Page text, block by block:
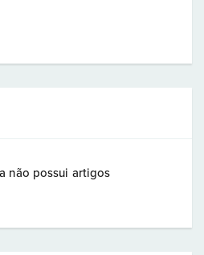
não possui artigos